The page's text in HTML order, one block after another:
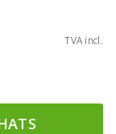
TVA incl.